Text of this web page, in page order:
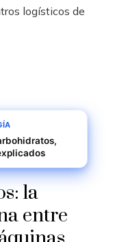
logísticos de
la
entre